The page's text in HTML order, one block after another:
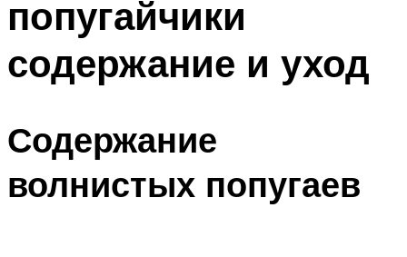
попугайчики
содержание и уход
Содержание
волнистых попугаев